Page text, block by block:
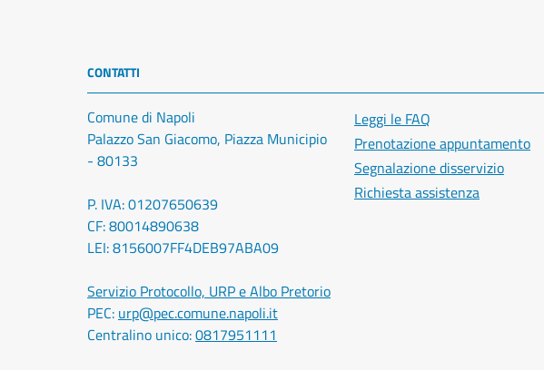
CONTATTI
Comune di Napoli
Palazzo San Giacomo, Piazza Municipio
- 80133
P. IVA: 01207650639
CF: 80014890638
LEI: 8156007FF4DEB97ABA09
Servizio Protocollo, URP e Albo Pretorio
PEC: urp@pec.comune.napoli.it
Centralino unico:0817951111
Leggi le FAQ
Prenotazione appuntamento
Segnalazione disservizio
Richiesta assistenza